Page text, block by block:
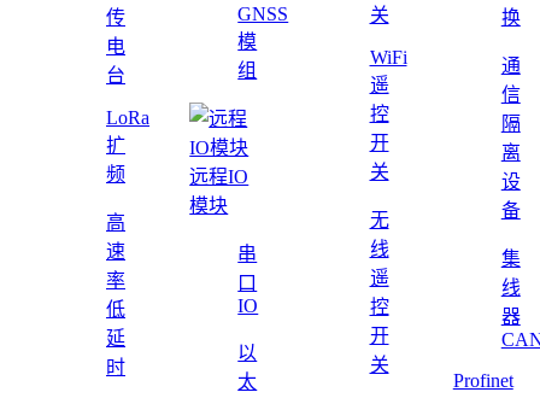
传
电
台
LoRa
扩
频
高
速
率
低
延
时
GNSS
模
组
远程IO
模块
串
口
IO
以
太
关
WiFi
遥
控
开
关
无
线
遥
控
开
关
换
通
信
隔
离
设
备
集
线
器
Profinet